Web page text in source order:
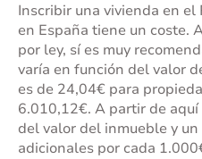
Inscribir una vivienda en
en España tiene un coste.
por ley, sí es muy
varía en función del valor
es de 24,04€ para
6.010,12€. A partir de
del valor del inmueble y
adicionales por cada